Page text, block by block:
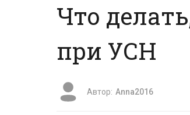
Что
при УСН
Автор: Anna2016